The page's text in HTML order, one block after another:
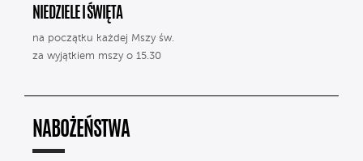
NIEDZIELE I ŚWIĘTA
na początku każdej Mszy św.
za wyjątkiem mszy o 15.30
NABOŻEŃSTWA